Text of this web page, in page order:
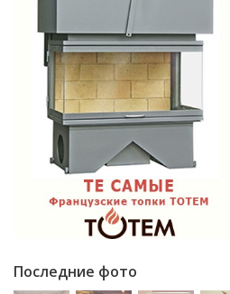
Последние фото